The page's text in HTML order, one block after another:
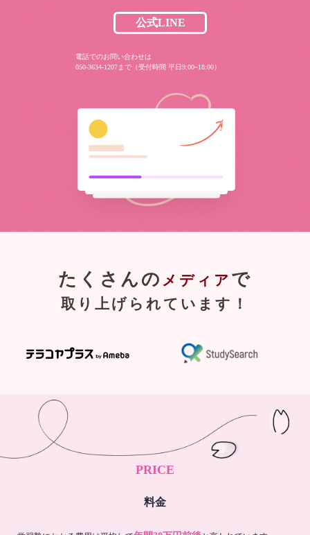
公式LINE
電話でのお問い合わせは
050-3634-1207まで（受付時間 平日9:00~18:00）
たくさんの メディア で
取り上げられています！
PRICE
料金